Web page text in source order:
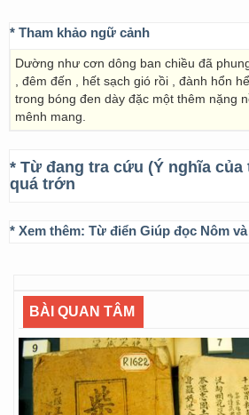
* Tham khảo ngữ cảnh
Dường như cơn dông ban chiều đã
, đêm đến , hết sạch gió rồi , đành hổn
trong bóng đen dày đặc một thêm nặng
mênh mang.
* Từ đang tra cứu (Ý nghĩa
quá trớn
* Xem thêm: Từ điển Giúp đọc Nôm
BÀI QUAN TÂM